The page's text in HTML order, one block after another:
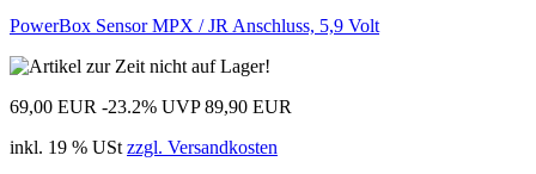
PowerBox Sensor MPX / JR Anschluss, 5,9 Volt
69,00 EUR -23.2% UVP 89,90 EUR
inkl. 19 % USt zzgl. Versandkosten